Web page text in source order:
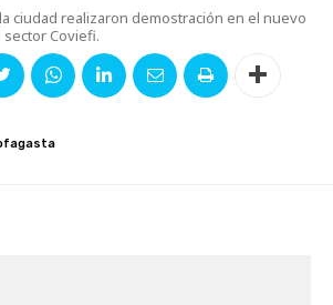
ciudad realizaron demostración en el nuevo
Coviefi.